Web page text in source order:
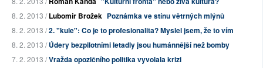
8. 2. 2013 /Lubomír Brožek Poznámka ve stínu větrných mlýnů
8. 2. 2013 /2. "kule": Co je to profesionalita? Myslel jsem, že to vím
8. 2. 2013 /Údery bezpilotními letadly jsou humánnější než bomby
7. 2. 2013 /Vražda opozičního politika vyvolala krizi